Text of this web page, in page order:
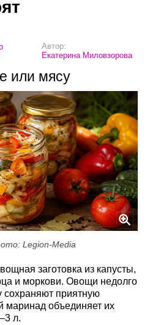
Автор:
Екатерина Миловзорова
или мясу
Legion-Media
заготовка из капусты,
и моркови. Овощи недолго
сохраняют приятную
маринад объединяет их
л.